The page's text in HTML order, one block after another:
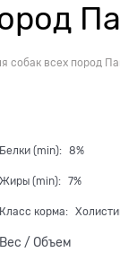
собак всех пород
Белки (min): 8%
Жиры (min): 7%
Класс корма:
Вес / Объем